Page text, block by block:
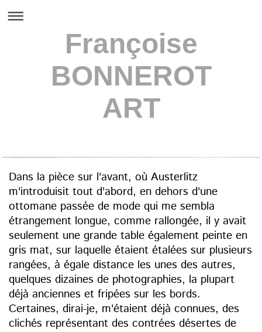
Françoise
BONNEROT
ART
Dans la pièce sur l'avant, où Austerlitz
m'introduisit tout d'abord, en dehors d'une
ottomane passée de mode qui me sembla
étrangement longue, comme rallongée, il y avait
seulement une grande table également peinte en
gris mat, sur laquelle étaient étalées sur plusieurs
rangées, à égale distance les unes des autres,
quelques dizaines de photographies, la plupart
déjà anciennes et fripées sur les bords.
Certaines, dirai-je, m'étaient déjà connues, des
clichés représentant des contrées désertes de